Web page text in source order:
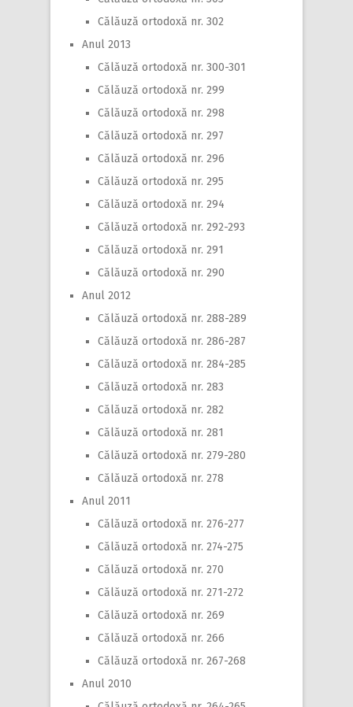
Călăuză ortodoxă nr. 302
Anul 2013
Călăuză ortodoxă nr. 300-301
Călăuză ortodoxă nr. 299
Călăuză ortodoxă nr. 298
Călăuză ortodoxă nr. 297
Călăuză ortodoxă nr. 296
Călăuză ortodoxă nr. 295
Călăuză ortodoxă nr. 294
Călăuză ortodoxă nr. 292-293
Călăuză ortodoxă nr. 291
Călăuză ortodoxă nr. 290
Anul 2012
Călăuză ortodoxă nr. 288-289
Călăuză ortodoxă nr. 286-287
Călăuză ortodoxă nr. 284-285
Călăuză ortodoxă nr. 283
Călăuză ortodoxă nr. 282
Călăuză ortodoxă nr. 281
Călăuză ortodoxă nr. 279-280
Călăuză ortodoxă nr. 278
Anul 2011
Călăuză ortodoxă nr. 276-277
Călăuză ortodoxă nr. 274-275
Călăuză ortodoxă nr. 270
Călăuză ortodoxă nr. 271-272
Călăuză ortodoxă nr. 269
Călăuză ortodoxă nr. 266
Călăuză ortodoxă nr. 267-268
Anul 2010